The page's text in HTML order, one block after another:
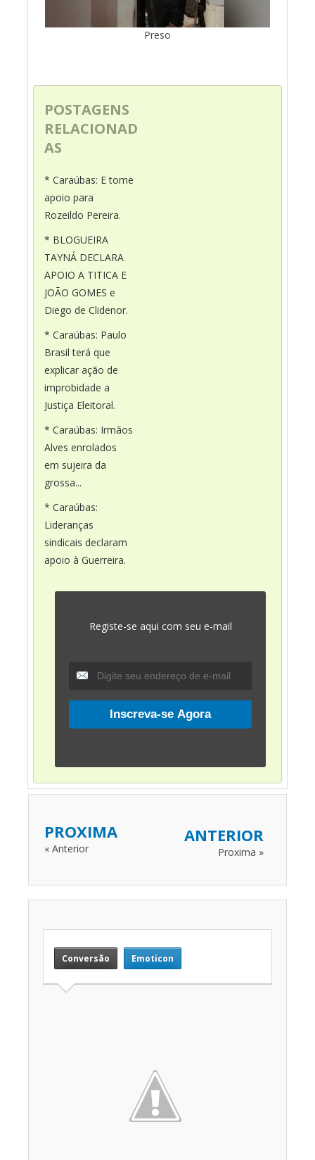
Preso
POSTAGENS
RELACIONAD
AS
* Caraúbas: E tome
apoio para
Rozeildo Pereira.
* BLOGUEIRA
TAYNÁ DECLARA
APOIO A TITICA E
JOÃO GOMES e
Diego de Clidenor.
* Caraúbas: Paulo
Brasil terá que
explicar ação de
improbidade a
Justiça Eleitoral.
* Caraúbas: Irmãos
Alves enrolados
em sujeira da
grossa...
* Caraúbas:
Lideranças
sindicais declaram
apoio à Guerreira.
Registe-se aqui com seu e-mail
PROXIMA
« Anterior
ANTERIOR
Proxima »
Conversão Emoticon